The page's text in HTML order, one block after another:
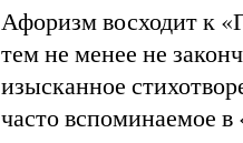
Афоризм восходит к
тем не менее не
изысканное
часто вспоминаемое